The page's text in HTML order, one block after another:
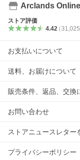
Arclands
ストア評価
4.42（31,025
お支払いについて
送料、お届けについて
販売条件、返品、交換
お問い合わせ
ストアニュースレター
プライバシーポリシー